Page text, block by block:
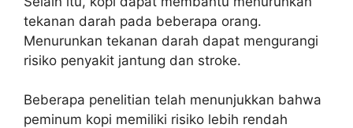
tekanan darah pada beberapa orang.
Menurunkan tekanan darah dapat mengurangi
risiko penyakit jantung dan stroke.
Beberapa penelitian telah menunjukkan bahwa
peminum kopi memiliki risiko lebih rendah